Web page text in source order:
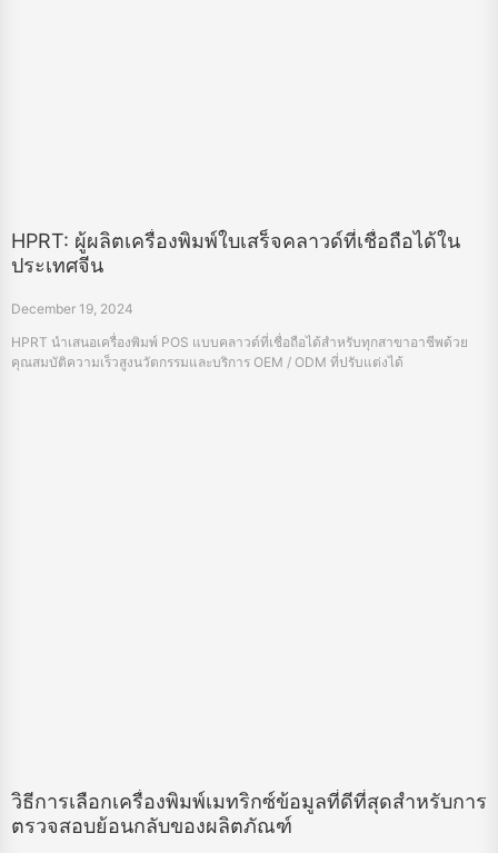
HPRT: ผู้ผลิตเครื่องพิมพ์ใบเสร็จคลาวด์ที่เชื่อถือได้ใน
ประเทศจีน
December 19, 2024
HPRT นำเสนอเครื่องพิมพ์ POS แบบคลาวด์ที่เชื่อถือได้สำหรับทุกสาขาอาชีพด้วย
คุณสมบัติความเร็วสูงนวัตกรรมและบริการ OEM / ODM ที่ปรับแต่งได้
วิธีการเลือกเครื่องพิมพ์เมทริกซ์ข้อมูลที่ดีที่สุดสำหรับการ
ตรวจสอบย้อนกลับของผลิตภัณฑ์